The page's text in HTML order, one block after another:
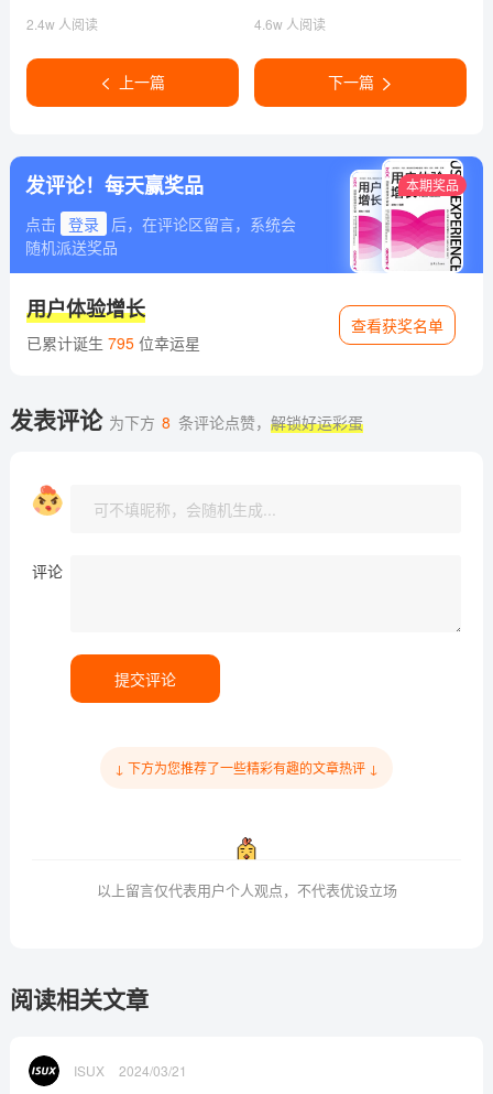
2.4w 人阅读
上一篇
4.6w 人阅读
下一篇
发评论！每天赢奖品
点击 登录
后，在评论区留言，系统会
随机派送奖品
本期奖品
用户体验增长
已累计诞生 795位幸运星
查看获奖名单
发表评论 为下方 8 条评论点赞，解锁好运彩蛋
评论
提交评论
↓ 下方为您推荐了一些精彩有趣的文章热评 ↓
以上留言仅代表用户个人观点，不代表优设立场
阅读相关文章
ISUX 2024/03/21